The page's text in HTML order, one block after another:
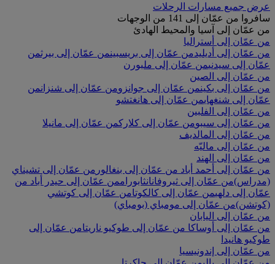
عرض جميع مسارات الرحلات
سافروا من عمّان إلى 141 من الوجهات
من عمّان إلى آسيا والمحيط الهادئ
من عمّان إلى أستراليا
من عمّان إلى أديليدمن عمّان إلى بريسبينمن عمّان إلى بيرثمن
عمّان إلى سيدنيمن عمّان إلى ملبورن
من عمّان إلى الصين
من عمّان إلى بكينمن عمّان إلى جوانزومن عمّان إلى شنزانمن
عمّان إلى شنغهايمن عمّان إلى هانغتشو
من عمّان إلى الفلبين
من عمّان إلى سيبومن عمّان إلى كلاركمن عمّان إلى مانيلا
من عمّان إلى المالديف
من عمّان إلى ماليّه
من عمّان إلى الهند
من عمّان إلى أحمد أباد من عمّان إلى بنغالور من عمّان إلى تشيناي
(مدراس)من عمّان إلى ثيروفانانثابوراممن عمّان إلى حيدر أباد من
عمّان إلى دلهيمن عمّان إلى كالكوتامن عمّان إلى كوتشي
(كوتشن)من عمّان إلى مومباي (بومباي)
من عمّان إلى اليابان
من عمّان إلى أوساكا من عمّان إلى طوكيو ناريتامن عمّان إلى
طوكيو هانيدا
من عمّان إلى إندونيسيا